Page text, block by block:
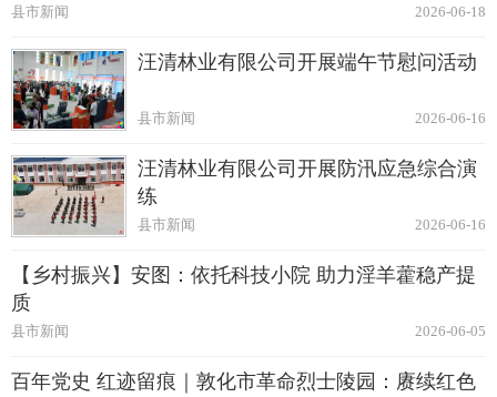
2026-06-18
县市新闻
汪清林业有限公司开展端午节慰问活动
2026-06-16
县市新闻
汪清林业有限公司开展防汛应急综合演
练
2026-06-16
县市新闻
【乡村振兴】安图：依托科技小院 助力淫羊藿稳产提
质
2026-06-05
县市新闻
百年党史 红迹留痕｜敦化市革命烈士陵园：赓续红色